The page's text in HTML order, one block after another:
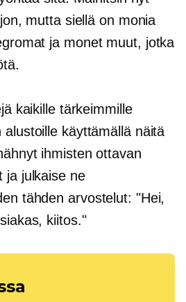
mutta siellä on monia
ja monet muut, jotka
kaikille tärkeimmille
alustoille käyttämällä näitä
ihmisten ottavan
ja julkaise ne
tähden arvostelut: "Hei,
kiitos."